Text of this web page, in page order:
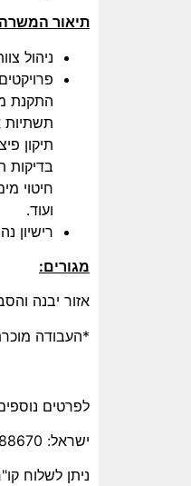
תיאור
ניהול
התקנת
תשתיות
תיקון
בדיקות
חיטוי
ועוד.
רישיון
מגורים:
אזור יבנה
*העבודה
לפרטים
ישראל: 052-7388670
ניתן לשלוח